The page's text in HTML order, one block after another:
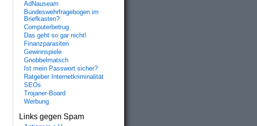
AdNauseam
Bundeswehrfragebogen im
Briefkasten?
Computerbetrug
Das geht so gar nicht!
Finanzparasiten
Gewinnspiele
Gnobbelmatsch
Ist mein Passwort sicher?
Ratgeber Internetkriminalität
SEOs
Trojaner-Board
Werbung
Links gegen Spam